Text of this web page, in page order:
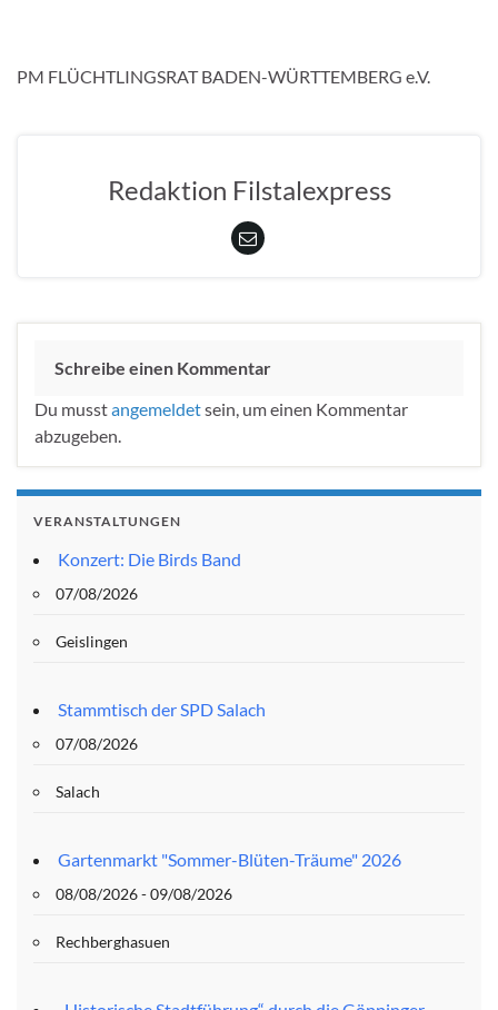
PM FLÜCHTLINGSRAT BADEN-WÜRTTEMBERG e.V.
Redaktion Filstalexpress
Schreibe einen Kommentar
Du musstangemeldetsein, um einen Kommentar
abzugeben.
VERANSTALTUNGEN
Konzert: Die Birds Band
07/08/2026
Geislingen
Stammtisch der SPD Salach
07/08/2026
Salach
Gartenmarkt "Sommer-Blüten-Träume" 2026
08/08/2026 - 09/08/2026
Rechberghasuen